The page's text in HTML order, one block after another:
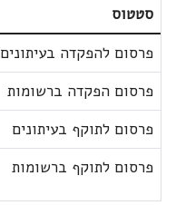
סטטוס
פרסום להפקדה בעיתונים
פרסום הפקדה ברשומות
פרסום לתוקף בעיתונים
פרסום לתוקף ברשומות